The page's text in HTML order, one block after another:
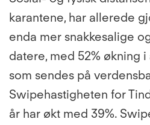
karantene, har allerede
enda mer snakkesalige
datere, med 52% økning
som sendes på
Swipehastigheten for
år har økt med 39%.